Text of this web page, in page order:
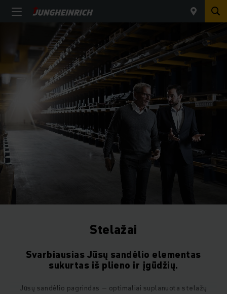
Stelažai
Svarbiausias Jūsų sandėlio elementas
sukurtas iš plieno ir įgūdžių.
Jūsų sandėlio pagrindas – optimaliai suplanuota stelažų